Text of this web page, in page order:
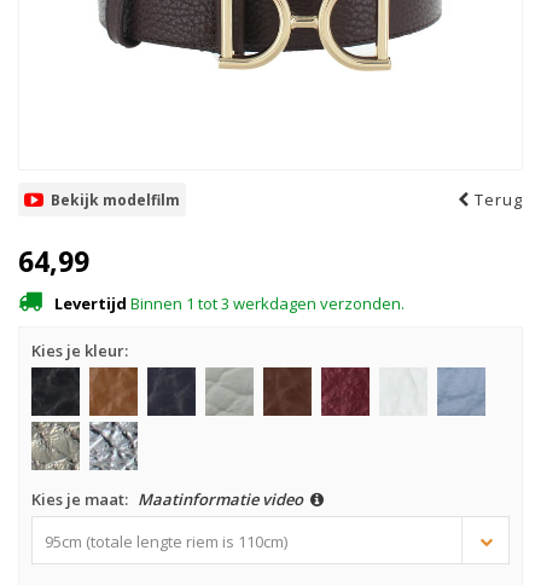
Bekijk modelfilm Terug
64,99
Levertijd Binnen 1 tot 3 werkdagen verzonden.
Kies je kleur:
Kies je maat: Maatinformatie video
95cm (totale lengte riem is 110cm)